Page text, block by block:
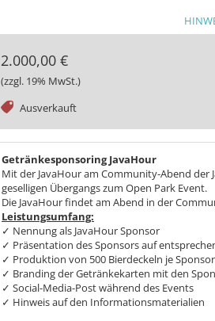
2.000,00 €
(zzgl. 19% MwSt.)
Ausverkauft
tag
Getränkesponsoring JavaHour
Mit der JavaHour am Community-Abend der
geselligen Übergangs zum Open Park Event.
Die JavaHour findet am Abend in der
Leistungsumfang:
✓ Nennung als JavaHour Sponsor
✓ Präsentation des Sponsors auf
✓ Produktion von 500 Bierdeckeln je
✓ Branding der Getränkekarten mit den
✓ Social-Media-Post während des Events
✓ Hinweis auf den Informationsmaterialien